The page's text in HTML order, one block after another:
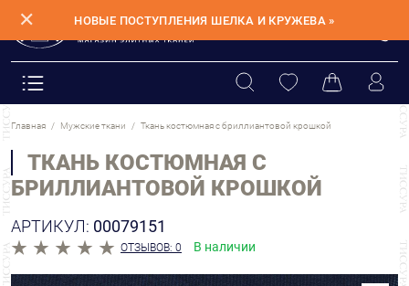
✕ НОВЫЕ ПОСТУПЛЕНИЯ ШЕЛКА И КРУЖЕВА »
Главная Мужские ткани Ткань костюмная с бриллиантовой крошкой
ТКАНЬ КОСТЮМНАЯ С
БРИЛЛИАНТОВОЙ КРОШКОЙ
АРТИКУЛ: 00079151
ОТЗЫВОВ: 0 В наличии